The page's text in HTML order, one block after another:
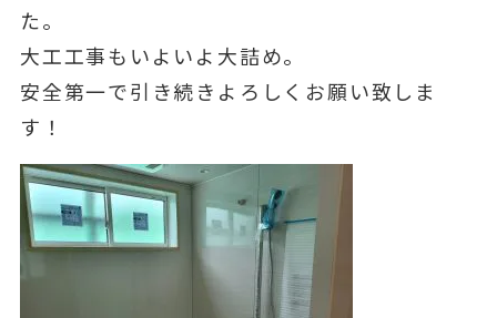
た。
大工工事もいよいよ大詰め。
安全第一で引き続きよろしくお願い致しま
す！